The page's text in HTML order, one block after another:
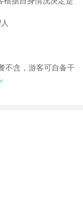
照顾对象，如需按
的，为避免同团其
安排。其他 1、赠
， 我社不承担任何
餐费）不作任何特
客签订离团协议。
不含，游客可自备干
限量 5 千张，导游
购得
元/人